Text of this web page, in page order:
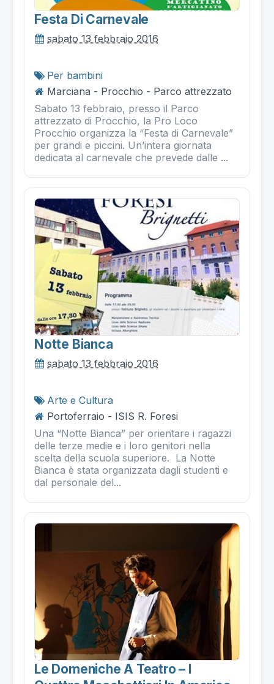
Festa Di Carnevale
sabato 13 febbraio 2016
Per bambini
Marciana - Procchio - Parco attrezzato
Sabato 13 febbraio, presso il Parco
attrezzato di Procchio, la Pro Loco
Procchio organizza la “Festa di Carnevale”
per grandi e piccini. Un’intera giornata
dedicata al carnevale che prevede dalle ...
Notte Bianca
sabato 13 febbraio 2016
Arte e Cultura
Portoferraio - ISIS R. Foresi
Una “Notte Bianca” per orientare i ragazzi
delle terze medie e i loro genitori nella
scelta della scuola superiore. La Notte
Bianca è stata organizzata dagli studenti e
dal personale del...
Le Domeniche A Teatro – I